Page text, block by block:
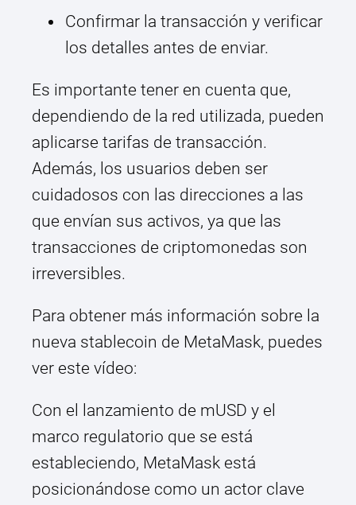
Confirmar la transacción y verificar
los detalles antes de enviar.
Es importante tener en cuenta que,
dependiendo de la red utilizada, pueden
aplicarse tarifas de transacción.
Además, los usuarios deben ser
cuidadosos con las direcciones a las
que envían sus activos, ya que las
transacciones de criptomonedas son
irreversibles.
Para obtener más información sobre la
nueva stablecoin de MetaMask, puedes
ver este vídeo:
Con el lanzamiento de mUSD y el
marco regulatorio que se está
estableciendo, MetaMask está
posicionándose como un actor clave